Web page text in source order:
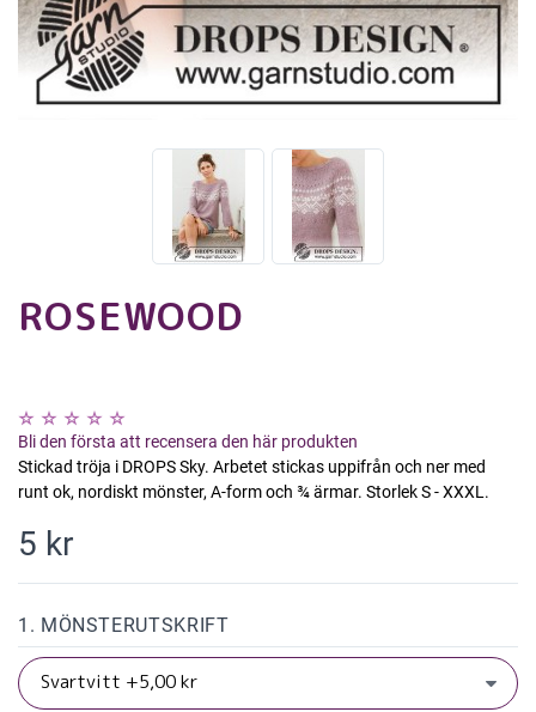
ROSEWOOD
Bli den första att recensera den här produkten
Stickad tröja i DROPS Sky. Arbetet stickas uppifrån och ner med
runt ok, nordiskt mönster, A-form och ¾ ärmar. Storlek S - XXXL.
5 kr
1. MÖNSTERUTSKRIFT